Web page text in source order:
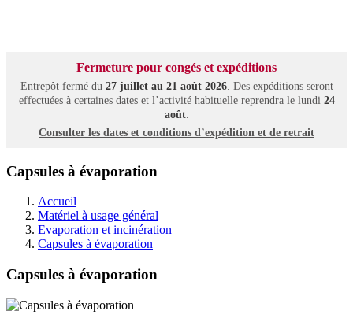
Fermeture pour congés et expéditions
Entrepôt fermé du 27 juillet au 21 août 2026. Des expéditions seront
effectuées à certaines dates et l’activité habituelle reprendra le lundi 24
août.
Consulter les dates et conditions d’expédition et de retrait
Capsules à évaporation
Accueil
Matériel à usage général
Evaporation et incinération
Capsules à évaporation
Capsules à évaporation